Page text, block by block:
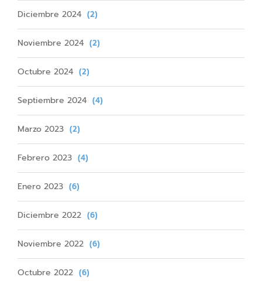
Diciembre 2024 (2)
Noviembre 2024 (2)
Octubre 2024 (2)
Septiembre 2024 (4)
Marzo 2023 (2)
Febrero 2023 (4)
Enero 2023 (6)
Diciembre 2022 (6)
Noviembre 2022 (6)
Octubre 2022 (6)